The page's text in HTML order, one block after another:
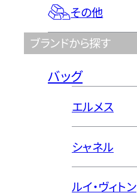
その他
ブランドから探す
バッグ
エルメス
シャネル
ルイ・ヴィトン